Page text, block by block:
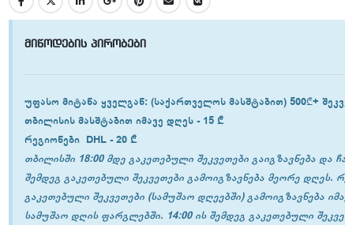
მიწოდების პირობები
უფასო მიტანა ყველგან: (საქართველოს მასშტაბით) 500₾+
თბილისისმასშტაბით იმავე დღეს -15 ₾
რეგიონებიDHL -20 ₾
თბილისში 18:00 მდე გაკეთებული შეკვეთები გაიგზავნება და
შემდეგ გაკეთებული შეკვეთები გამოიგზავნება მეორე დღეს.
გაკეთებული შეკვეთები (სამუშაო დღეებში) გამოიგზავნება
სამუშაო დღის ფარგლებში. 14:00 ის შემდეგ გაკეთებული